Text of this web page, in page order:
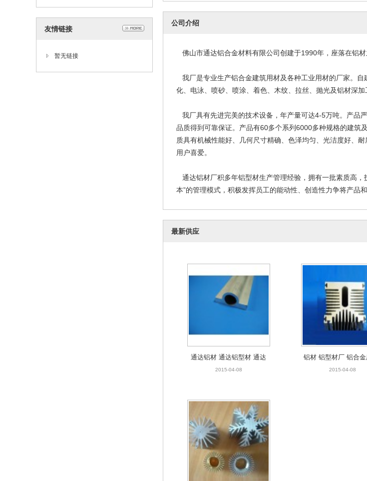
友情链接
暂无链接
工业铝材，流水线型材，散热
器型材
2015-04-08
公司介绍
佛山市通达铝合金材料有限公司创建于1990年，座落在铝
我厂是专业生产铝合金建筑用材及各种工业用材的厂家。
化、电泳、喷砂、喷涂、着色、木纹、拉丝、抛光及铝材深加
我厂具有先进完美的技术设备，年产量可达4-5万吨。产品
品质得到可靠保证。产品有60多个系列6000多种规格的建筑
质具有机械性能好、几何尺寸精确、色泽均匀、光洁度好、
用户喜爱。
通达铝材厂积多年铝型材生产管理经验，拥有一批素质高，
本”的管理模式，积极发挥员工的能动性、创造性力争将产品
最新供应
通达铝材 通达铝型材 通达
铝合金
2015-04-08
铝材 铝型材厂 铝合
东铝材
2015-04-08